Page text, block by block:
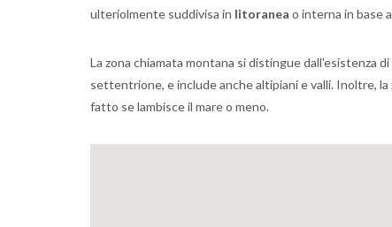
ulteriolmente suddivisa in litoranea o interna in base
La zona chiamata montana si distingue dall'esistenza
settentrione, e include anche altipiani e valli. Inoltre,
fatto se lambisce il mare o meno.